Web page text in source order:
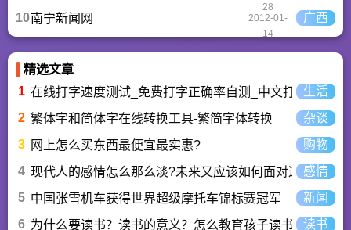
28
10南宁新闻网
2012-01-
14
广西
精选文章
1 在线打字速度测试_免费打字正确率自测_中文打字水平测
生活
2 繁体字和简体字在线转换工具-繁简字体转换
杂谈
3
网上怎么买东西最便宜最实惠?
购物
4 现代人的感情怎么那么淡?未来又应该如何面对这人情淡
感情
5 中国张雪机车获得世界超级摩托车锦标赛冠军
新闻
6 为什么要读书？读书的意义？怎么教育孩子读书？读书